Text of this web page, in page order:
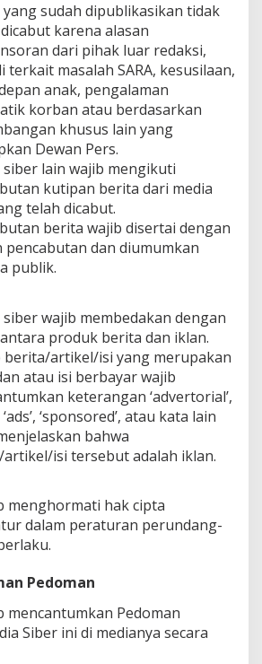
sudah dipublikasikan tidak
karena alasan
dari pihak luar redaksi,
terkait masalah SARA, kesusilaan,
anak, pengalaman
korban atau berdasarkan
khusus lain yang
Dewan Pers.
siber lain wajib mengikuti
kutipan berita dari media
telah dicabut.
berita wajib disertai dengan
pencabutan dan diumumkan
publik.
siber wajib membedakan dengan
produk berita dan iklan.
berita/artikel/isi yang merupakan
atau isi berbayar wajib
keterangan ‘advertorial’,
‘ads’, ‘sponsored’, atau kata lain
bahwa
isi tersebut adalah iklan.
menghormati hak cipta
dalam peraturan perundang-
Pedoman
mencantumkan Pedoman
Siber ini di medianya secara